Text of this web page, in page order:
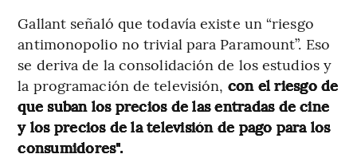
Gallant señaló que todavía existe un “riesgo
antimonopolio no trivial para Paramount”. Eso
se deriva de la consolidación de los estudios y
la programación de televisión, con el riesgo de
que suban los precios de las entradas de cine
y los precios de la televisión de pago para los
consumidores".